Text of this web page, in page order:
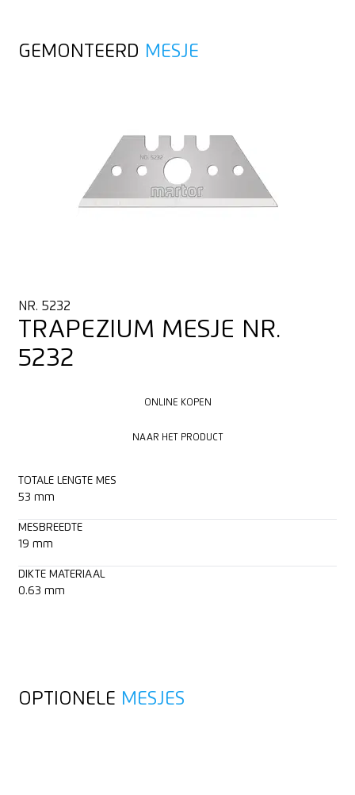
GEMONTEERD MESJE
NR. 5232
TRAPEZIUM MESJE NR.
5232
ONLINE KOPEN
NAAR HET PRODUCT
TOTALE LENGTE MES
53 mm
MESBREEDTE
19 mm
DIKTE MATERIAAL
0.63 mm
OPTIONELE MESJES